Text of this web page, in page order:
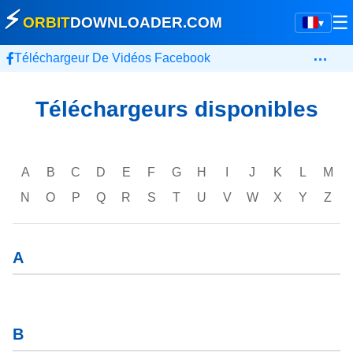
▾
⚡ORBITDOWNLOADER.COM ☰
Téléchargeur De Vidéos Facebook …
Téléchargeurs disponibles
A B C D E F G H J K L
M
N
O P Q R S T U V W X Y Z
A
B